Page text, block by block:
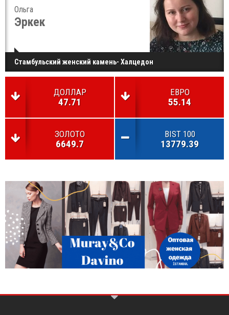
Ольга
Эркек
Стамбульский женский камень- Халцедон
ДОЛЛАР
47.71
ЕВРО
55.14
ЗОЛОТО
6649.7
BIST 100
13779.39